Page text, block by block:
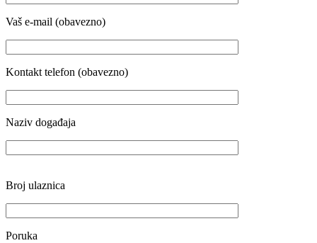
Vaš e-mail (obavezno)
Kontakt telefon (obavezno)
Naziv događaja
Broj ulaznica
Poruka